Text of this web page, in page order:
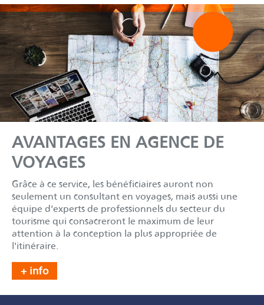
AVANTAGES EN AGENCE DE
VOYAGES
Grâce à ce service, les bénéficiaires auront non
seulement un consultant en voyages, mais aussi une
équipe d'experts de professionnels du secteur du
tourisme qui consacreront le maximum de leur
attention à la conception la plus appropriée de
l'itinéraire.
+ info